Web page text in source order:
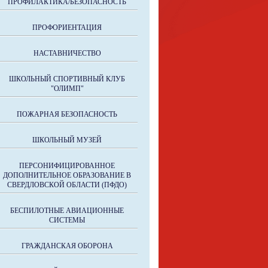
ПРОФИЛАКТИКА/БЕЗОПАСНОСТЬ
ПРОФОРИЕНТАЦИЯ
НАСТАВНИЧЕСТВО
ШКОЛЬНЫЙ СПОРТИВНЫЙ КЛУБ
"ОЛИМП"
ПОЖАРНАЯ БЕЗОПАСНОСТЬ
ШКОЛЬНЫЙ МУЗЕЙ
ПЕРСОНИФИЦИРОВАННОЕ
ДОПОЛНИТЕЛЬНОЕ ОБРАЗОВАНИЕ В
СВЕРДЛОВСКОЙ ОБЛАСТИ (ПФДО)
БЕСПИЛОТНЫЕ АВИАЦИОННЫЕ
СИСТЕМЫ
ГРАЖДАНСКАЯ ОБОРОНА